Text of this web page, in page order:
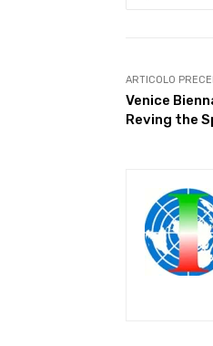
ARTICOLO
Venice
Reving the